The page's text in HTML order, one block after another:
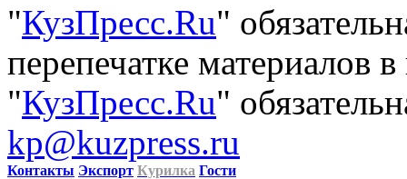
"КузПресс.Ru"
перепечатке материалов
"КузПресс.Ru"
kp@kuzpress.ru
Контакты Экспорт Курилка Гости